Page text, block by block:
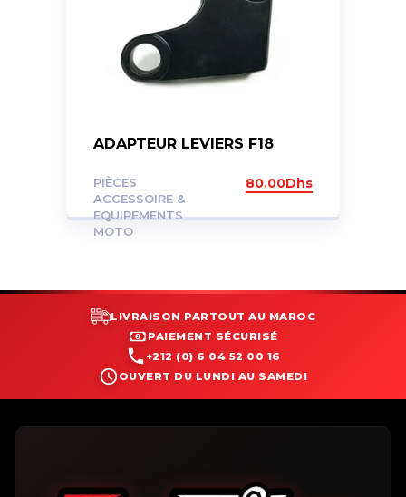
ADAPTEUR LEVIERS F18
PIÈCES
ACCESSOIRE &
EQUIPEMENTS
MOTO
80.00Dhs
LIVRAISON PARTOUT AU MAROC
PAIEMENT SÉCURISÉ
+212 (0) 6 04 52 00 16
OUVERT DU LUNDI AU SAMEDI